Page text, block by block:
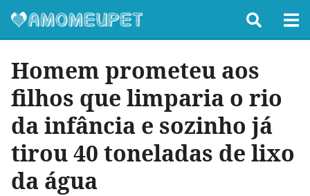
Homem prometeu aos
filhos que limparia o rio
da infância e sozinho já
tirou 40 toneladas de lixo
da água